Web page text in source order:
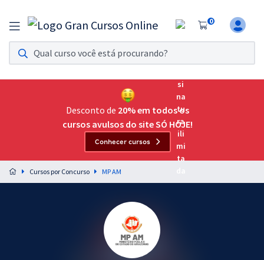
0
Assinatura Ilimitada 11
Acesso a todos os cursos. Teste grátis por 7 dias!
Assinatura OAB Até Passar
Acesso ilimitado a toda preparação para o Exame da
Preparação completa e intensiva para as principais
residências em saúde do Brasil
Desconto de 20% em todos os
cursos avulsos do site SÓ HOJE!
Conhecer cursos
Cursos por Concurso MP AM